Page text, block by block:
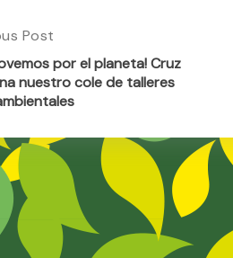
Post
por el planeta! Cruz
nuestro cole de talleres